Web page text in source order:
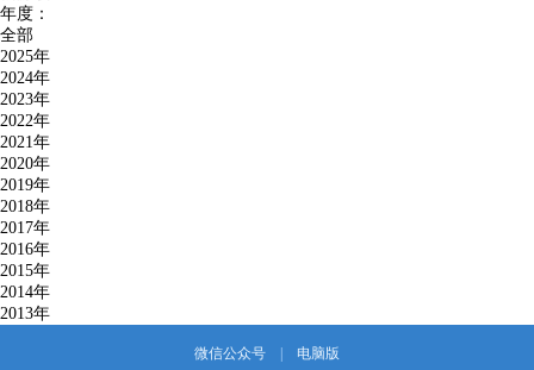
年度：
全部
2025年
2024年
2023年
2022年
2021年
2020年
2019年
2018年
2017年
2016年
2015年
2014年
2013年
微信公众号 电脑版